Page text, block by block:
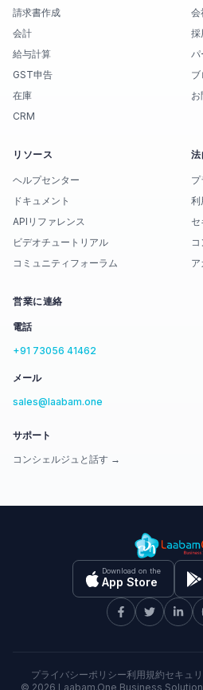
請求書作成
会計
給与計算
GST申告
在庫
CRM
会
採
パ
ブ
リソース
ヘルプセンター
ドキュメント
APIリファレンス
ビデオチュートリアル
コミュニティフォーラム
法
利
セ
営業に連絡
電話
+91 73056 41462
メール
sales@laabam.one
サポート
コンシェルジュと話す →
Download on the
App Store
© 2026 Laabam.One Business
プライバシーポリシー利用規約セキュ